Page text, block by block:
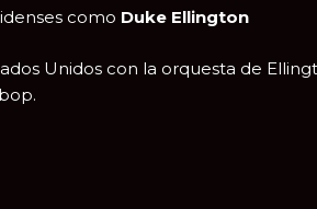
como Duke Ellington
Unidos con la orquesta de